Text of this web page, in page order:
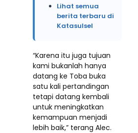
Lihat semua
berita terbaru di
Katasulsel
“Karena itu juga tujuan
kami bukanlah hanya
datang ke Toba buka
satu kali pertandingan
tetapi datang kembali
untuk meningkatkan
kemampuan menjadi
lebih baik,” terang Alec.